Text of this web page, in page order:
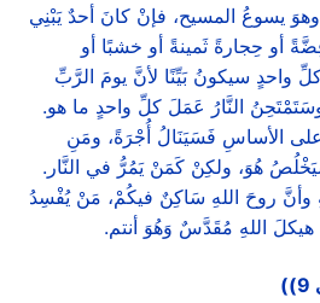
يسوعُ المسيح، فإنْ كانَ أحدٌ يَبْنِي
أو حِجارةً ثَمينةً أو خشبًا أو
واحدٍ سيكونُ بَيِّنًا لأنَّ يومَ الرَّبِّ
وسَتَمْتَحِنُ النَّارُ عَمَلَ كلِّ واحدٍ ما هو.
الأساسِ فَسَيَنَالُ أُجْرَةً، ومَنِ
هُوَ، ولكِنْ كَمَنْ يَمُرُّ في النَّار.
وأنَّ روحَ اللهِ سَاكِنٌ فيكُمْ، مَنْ يُفْسِدُ
هيكلَ اللهِ مُقَدَّسٌ وَهُوَ أنتم.